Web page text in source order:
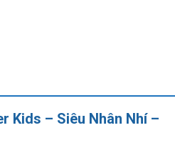
Kids – Siêu Nhân Nhí –